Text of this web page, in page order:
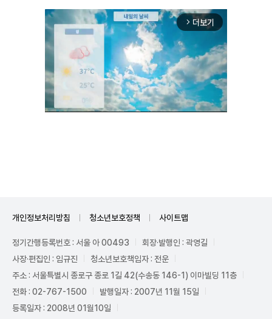
arrow_forward_ios 더보기
개인정보처리방침 청소년보호정책 사이트맵
정기간행등록번호 : 서울 아 00493
회장·발행인 : 곽영길
사장·편집인 : 임규진
청소년보호책임자 : 전운
주소 : 서울특별시 종로구 종로 1길 42(수송동 146-1) 이마빌딩 11층
전화 : 02-767-1500
발행일자 : 2007년 11월 15일
등록일자 : 2008년 01월10일